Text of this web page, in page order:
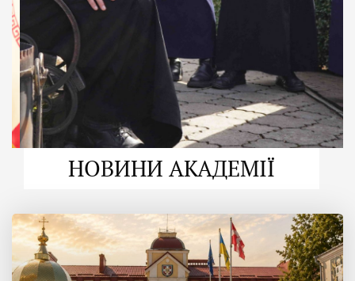
Читати більше
НОВИНИ АКАДЕМІЇ